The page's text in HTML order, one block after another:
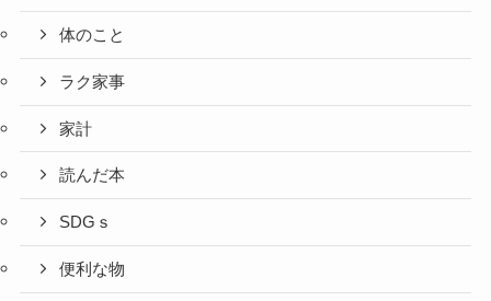
体のこと
ラク家事
家計
読んだ本
SDGｓ
便利な物